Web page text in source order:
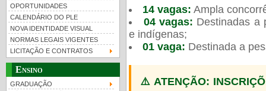
OPORTUNIDADES
CALENDÁRIO DO PLE
NOVA IDENTIDADE VISUAL
NORMAS LEGAIS VIGENTES
LICITAÇÃO E CONTRATOS
Ensino
GRADUAÇÃO
14 vagas: Ampla
04 vagas: Destinadas a
e indígenas;
01 vaga: Destinada a
⚠️ ATENÇÃO: